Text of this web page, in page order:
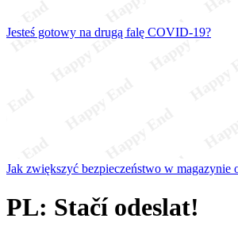
Jesteś gotowy na drugą falę COVID-19?
Jak zwiększyć bezpieczeństwo w magazynie
PL: Stačí odeslat!